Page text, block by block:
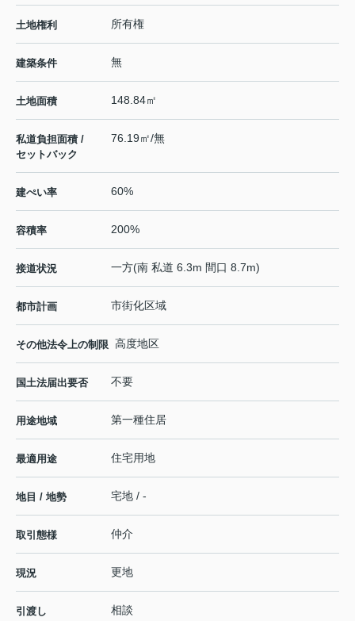
土地権利 所有権
建築条件 無
土地面積 148.84㎡
私道負担面積 /
セットバック
76.19㎡/無
建ぺい率 60%
容積率 200%
接道状況 一方(南 私道 6.3m 間口 8.7m)
都市計画 市街化区域
その他法令上の制限 高度地区
国土法届出要否 不要
用途地域 第一種住居
最適用途 住宅用地
地目 / 地勢 宅地 / -
取引態様 仲介
現況 更地
引渡し 相談